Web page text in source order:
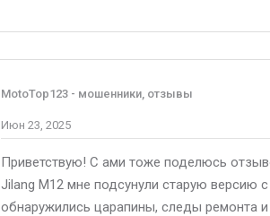
MotoTop123 - мошенники, отзывы
Июн 23, 2025
Приветствую! С ами тоже поделюсь
Jilang М12 мне подсунули старую версию
обнаружились царапины, следы ремонта и